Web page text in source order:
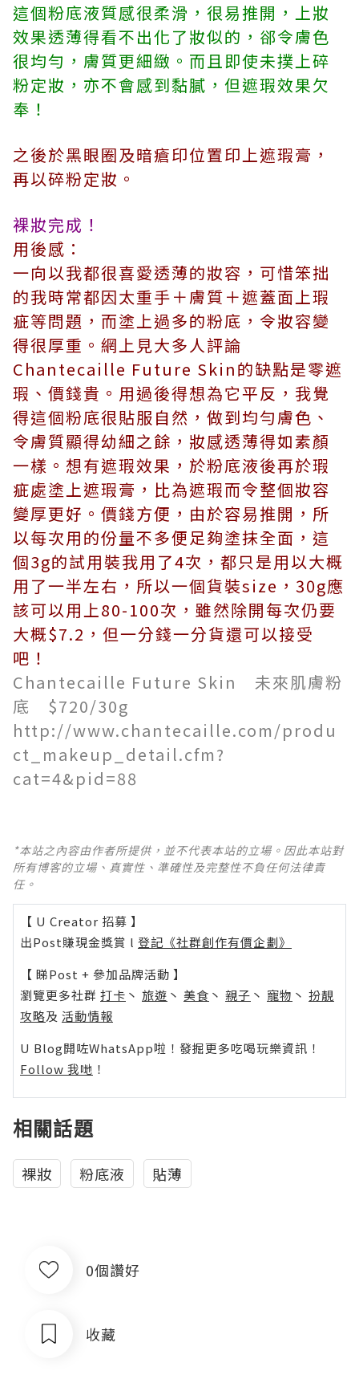
這個粉底液質感很柔滑，很易推開，上妝
效果透薄得看不出化了妝似的，郤令膚色
很均勻，膚質更細緻。而且即使未撲上碎
粉定妝，亦不會感到黏膩，但遮瑕效果欠
奉！
之後於黑眼圈及暗瘡印位置印上遮瑕膏，
再以碎粉定妝。
裸妝完成！
用後感：
一向以我都很喜愛透薄的妝容，可惜笨拙
的我時常都因太重手＋膚質＋遮蓋面上瑕
疵等問題，而塗上過多的粉底，令妝容變
得很厚重。網上見大多人評論
Chantecaille Future Skin的缺點是零遮
瑕、價錢貴。用過後得想為它平反，我覺
得這個粉底很貼服自然，做到均勻膚色、
令膚質顯得幼細之餘，妝感透薄得如素顏
一樣。想有遮瑕效果，於粉底液後再於瑕
疵處塗上遮瑕膏，比為遮瑕而令整個妝容
變厚更好。價錢方便，由於容易推開，所
以每次用的份量不多便足夠塗抹全面，這
個3g的試用裝我用了4次，都只是用以大概
用了一半左右，所以一個貨裝size，30g應
該可以用上80-100次，雖然除開每次仍要
大概$7.2，但一分錢一分貨還可以接受
吧！
Chantecaille Future Skin 未來肌膚粉
底 $720/30g
http://www.chantecaille.com/produ
ct_makeup_detail.cfm?
cat=4&pid=88
*本站之內容由作者所提供，並不代表本站的立場。因此本站對
所有博客的立場、真實性、準確性及完整性不負任何法律責
任。
【 U Creator 招募 】
出Post賺現金獎賞 l 登記《社群創作有價企劃》
【 睇Post + 參加品牌活動 】
瀏覽更多社群 打卡 丶 旅遊 丶 美食 丶 親子 丶 寵物 丶 扮靚
攻略及 活動情報
U Blog開咗WhatsApp啦！發掘更多吃喝玩樂資訊！
Follow 我哋 ！
相關話題
裸妝 粉底液 貼薄
0個讚好
收藏